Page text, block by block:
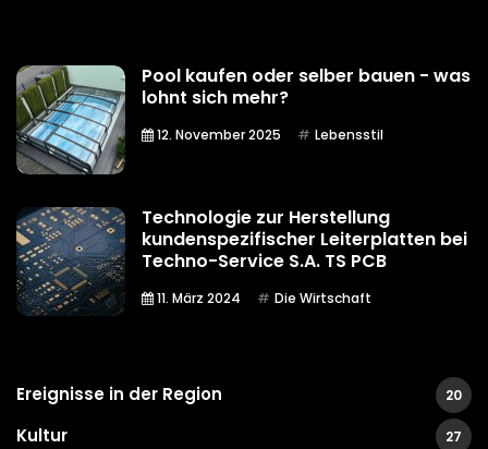
Pool kaufen oder selber bauen - was
lohnt sich mehr?
12. November 2025 Lebensstil
Technologie zur Herstellung
kundenspezifischer Leiterplatten bei
Techno-Service S.A. TS PCB
11. März 2024 Die Wirtschaft
Ereignisse in der Region 20
Kultur 27